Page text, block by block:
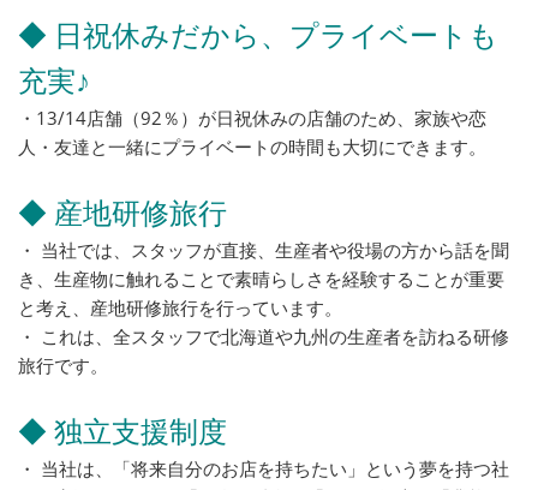
◆ 日祝休みだから、プライベートも
充実♪
・13/14店舗（92％）が日祝休みの店舗のため、家族や恋
人・友達と一緒にプライベートの時間も大切にできます。
◆ 産地研修旅行
・ 当社では、スタッフが直接、生産者や役場の方から話を聞
き、生産物に触れることで素晴らしさを経験することが重要
と考え、産地研修旅行を行っています。
・ これは、全スタッフで北海道や九州の生産者を訪ねる研修
旅行です。
◆ 独立支援制度
・ 当社は、「将来自分のお店を持ちたい」という夢を持つ社